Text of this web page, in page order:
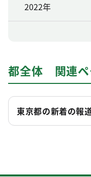
2022年
都全体 関連ペ
東京都の新着の報